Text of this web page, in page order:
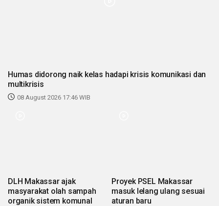
Humas didorong naik kelas hadapi krisis komunikasi dan
multikrisis
08 August 2026 17:46 WIB
DLH Makassar ajak
masyarakat olah sampah
organik sistem komunal
Proyek PSEL Makassar
masuk lelang ulang sesuai
aturan baru